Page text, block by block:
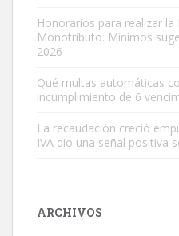
Honorarios para realizar la
Monotributo. Mínimos
2026
Qué multas automáticas
incumplimiento de 6
La recaudación creció
IVA dio una señal positiva
ARCHIVOS